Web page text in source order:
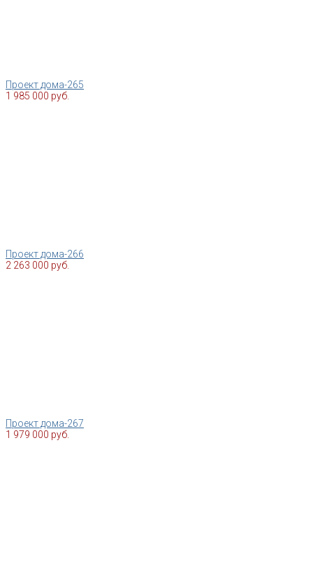
Проект дома-265
1 985 000 руб.
Проект дома-266
2 263 000 руб.
Проект дома-267
1 979 000 руб.